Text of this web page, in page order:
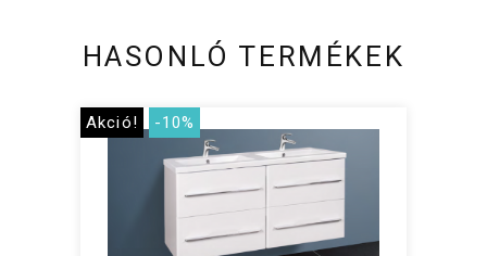
HASONLÓ TERMÉKEK
Akció! -10%